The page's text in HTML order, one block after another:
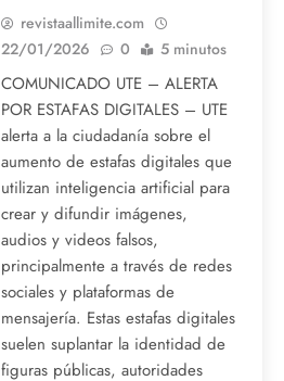
revistaallimite.com
22/01/2026
0 5 minutos
COMUNICADO UTE – ALERTA
POR ESTAFAS DIGITALES – UTE
alerta a la ciudadanía sobre el
aumento de estafas digitales que
utilizan inteligencia artificial para
crear y difundir imágenes,
audios y videos falsos,
principalmente a través de redes
sociales y plataformas de
mensajería. Estas estafas digitales
suelen suplantar la identidad de
figuras públicas, autoridades